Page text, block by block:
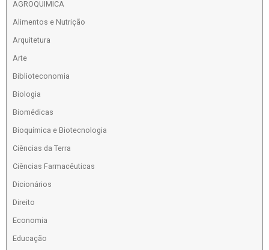
AGROQUIMICA
Alimentos e Nutrição
Arquitetura
Arte
Biblioteconomia
Biologia
Biomédicas
Bioquímica e Biotecnologia
Ciências da Terra
Ciências Farmacêuticas
Dicionários
Direito
Economia
Educação